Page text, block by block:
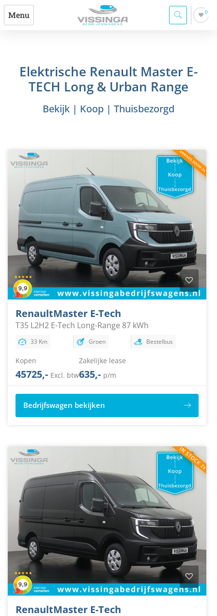
Menu 0
Elektrische Renault Master E-
TECH Long & Urban Range
Bekijk | Koop | Thuisbezorgd
RenaultMaster E-Tech
T35 L2H2 E-Tech Long-Range 87 kWh
33 Km Groen Bestelbus
Kopen
45725,- Excl. btw
Zakelijke lease
635,- p/m
Bedrijfswagen bekijken
RenaultMaster E-Tech